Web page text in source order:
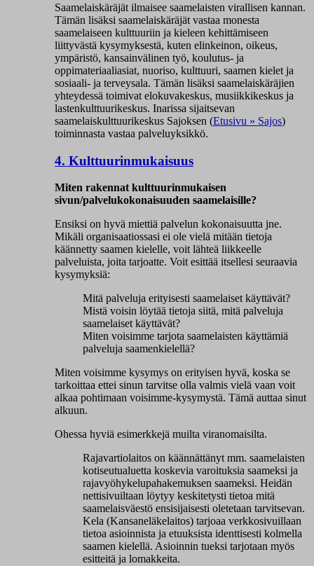
Saamelaiskäräjät ilmaisee saamelaisten virallisen kannan.
Tämän lisäksi saamelaiskäräjät vastaa monesta
saamelaiseen kulttuuriin ja kieleen kehittämiseen
liittyvästä kysymyksestä, kuten elinkeinon, oikeus,
ympäristö, kansainvälinen työ, koulutus- ja
oppimateriaaliasiat, nuoriso, kulttuuri, saamen kielet ja
sosiaali- ja terveysala. Tämän lisäksi saamelaiskäräjien
yhteydessä toimivat elokuvakeskus, musiikkikeskus ja
lastenkulttuurikeskus. Inarissa sijaitsevan
saamelaiskulttuurikeskus Sajoksen (Etusivu » Sajos)
toiminnasta vastaa palveluyksikkö.
4. Kulttuurinmukaisuus
Miten rakennat kulttuurinmukaisen
sivun/palvelukokonaisuuden saamelaisille?
Ensiksi on hyvä miettiä palvelun kokonaisuutta jne.
Mikäli organisaatiossasi ei ole vielä mitään tietoja
käännetty saamen kielelle, voit lähteä liikkeelle
palveluista, joita tarjoatte. Voit esittää itsellesi seuraavia
kysymyksiä:
Mitä palveluja erityisesti saamelaiset käyttävät?
Mistä voisin löytää tietoja siitä, mitä palveluja
saamelaiset käyttävät?
Miten voisimme tarjota saamelaisten käyttämiä
palveluja saamenkielellä?
Miten voisimme kysymys on erityisen hyvä, koska se
tarkoittaa ettei sinun tarvitse olla valmis vielä vaan voit
alkaa pohtimaan voisimme-kysymystä. Tämä auttaa sinut
alkuun.
Ohessa hyviä esimerkkejä muilta viranomaisilta.
Rajavartiolaitos on käännättänyt mm. saamelaisten
kotiseutualuetta koskevia varoituksia saameksi ja
rajavyöhykelupahakemuksen saameksi. Heidän
nettisivuiltaan löytyy keskitetysti tietoa mitä
saamelaisväestö ensisijaisesti oletetaan tarvitsevan.
Kela (Kansaneläkelaitos) tarjoaa verkkosivuillaan
tietoa asioinnista ja etuuksista identtisesti kolmella
saamen kielellä. Asioinnin tueksi tarjotaan myös
esitteitä ja lomakkeita.